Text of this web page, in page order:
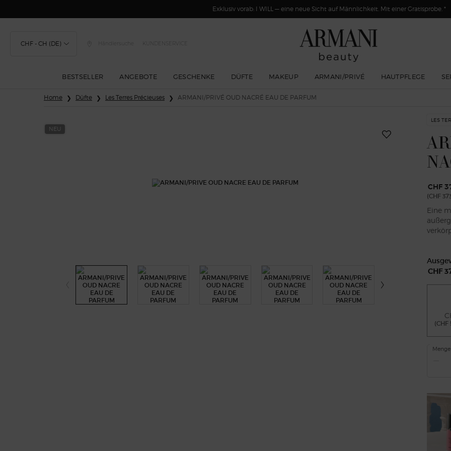
Exklusiv vorab: I WILL — eine neue Sicht auf Männlichkeit. Mit einer Gratisprobe. *
CHF - CH (DE) Händlersuche KUNDENSERVICE
BESTSELLER ANGEBOTE GESCHENKE DÜFTE MAKEUP ARMANI/PRIVÉ HAUTPFLEGE
Home Düfte Les Terres Précieuses ARMANI/PRIVÉ OUD NACRÉ EAU DE PARFUM
LES
CHF
(CHF
Eine
NEU
CHF
Menge